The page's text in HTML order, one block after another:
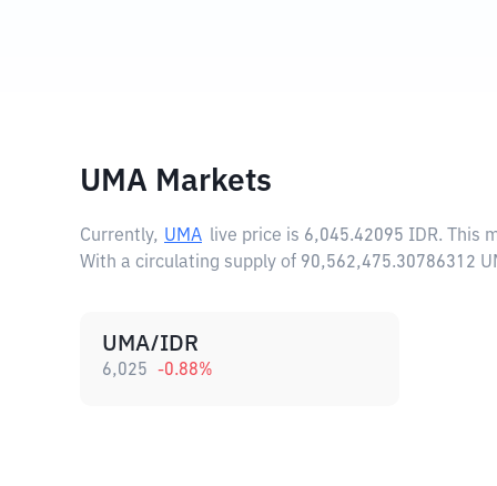
UMA Markets
Currently, UMA live price is 6,045.42095 IDR. This
With a circulating supply of 90,562,475.30786312
UMA/IDR
6,025 -0.88%